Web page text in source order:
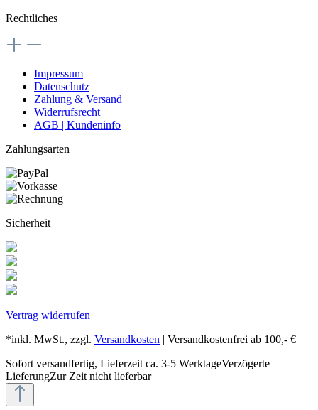
Rechtliches
Impressum
Datenschutz
Zahlung & Versand
Widerrufsrecht
AGB | Kundeninfo
Zahlungsarten
Sicherheit
Vertrag widerrufen
*inkl. MwSt., zzgl. Versandkosten | Versandkostenfrei ab 100,- €
Sofort versandfertig, Lieferzeit ca. 3-5 WerktageVerzögerte
LieferungZur Zeit nicht lieferbar